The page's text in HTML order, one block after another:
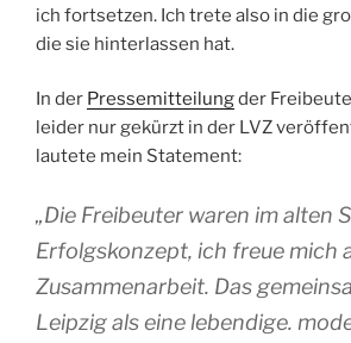
ich fortsetzen. Ich trete also in die
die sie hinterlassen hat.
In der Pressemitteilungder
leider nur gekürzt in der LVZ
lautete mein Statement:
„Die Freibeuter waren im alten
Erfolgskonzept, ich freue mich
Zusammenarbeit. Das
Leipzig als eine lebendige.